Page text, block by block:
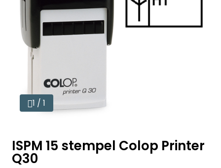
1 / 1
ISPM 15 stempel Colop Printer
Q30